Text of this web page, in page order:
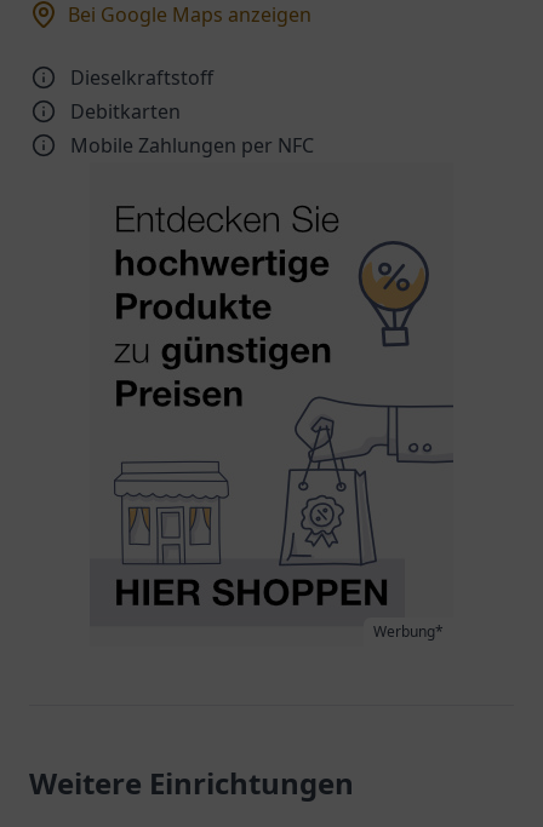
Bei Google Maps anzeigen
Dieselkraftstoff
Debitkarten
Mobile Zahlungen per NFC
Werbung*
Weitere Einrichtungen